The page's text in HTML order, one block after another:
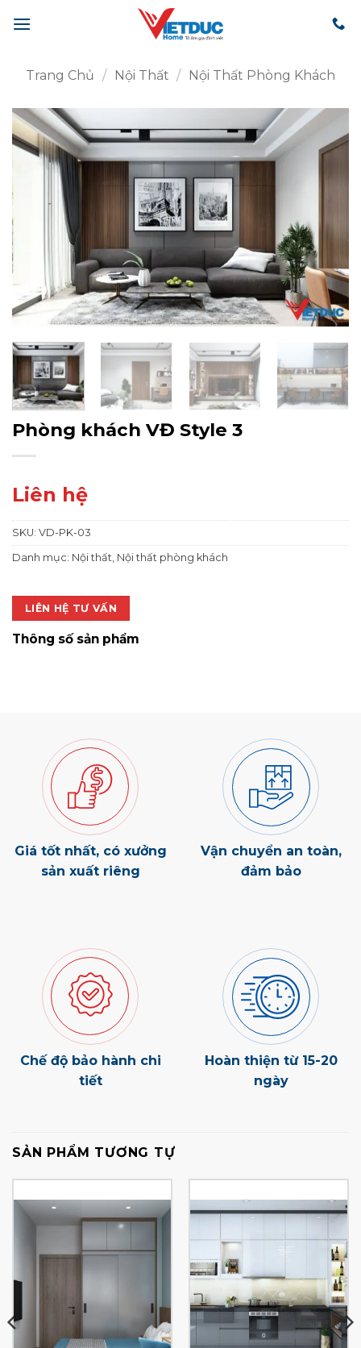
qua
dungTrang Chủ / Nội Thất / Nội Thất Phòng Khách
Phòng khách VĐ Style 3
Liên hệ
SKU: VD-PK-03
Danh mục: Nội thất, Nội thất phòng khách
LIÊN HỆ TƯ VẤN
Thông số sản phẩm
Giá tốt nhất, có xưởng
sản xuất riêng
Vận chuyển an toàn,
đảm bảo
Chế độ bảo hành chi
tiết
Hoàn thiện từ 15-20
ngày
SẢN PHẨM TƯƠNG TỰ